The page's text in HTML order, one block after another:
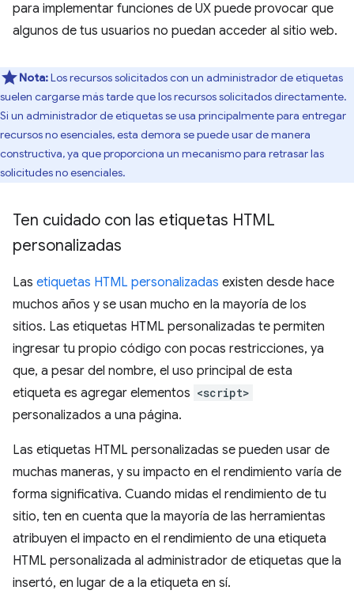
para implementar funciones de UX puede provocar que
algunos de tus usuarios no puedan acceder al sitio web.
Nota:Los recursos solicitados con un administrador de etiquetas
suelen cargarse más tarde que los recursos solicitados directamente.
Si un administrador de etiquetas se usa principalmente para entregar
recursos no esenciales, esta demora se puede usar de manera
constructiva, ya que proporciona un mecanismo para retrasar las
solicitudes no esenciales.
Ten cuidado con las etiquetas HTML
personalizadas
Las etiquetas HTML personalizadas existen desde hace
muchos años y se usan mucho en la mayoría de los
sitios. Las etiquetas HTML personalizadas te permiten
ingresar tu propio código con pocas restricciones, ya
que, a pesar del nombre, el uso principal de esta
etiqueta es agregar elementos <script>
personalizados a una página.
Las etiquetas HTML personalizadas se pueden usar de
muchas maneras, y su impacto en el rendimiento varía de
forma significativa. Cuando midas el rendimiento de tu
sitio, ten en cuenta que la mayoría de las herramientas
atribuyen el impacto en el rendimiento de una etiqueta
HTML personalizada al administrador de etiquetas que la
insertó, en lugar de a la etiqueta en sí.